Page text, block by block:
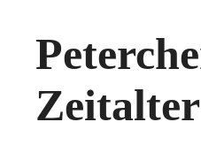
Zeitalter